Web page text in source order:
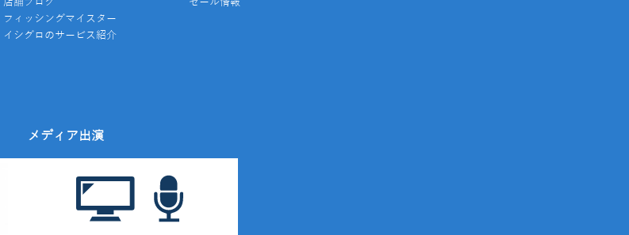
店舗ブログ
フィッシングマイスター
イシグロのサービス紹介
セール情報
メディア出演